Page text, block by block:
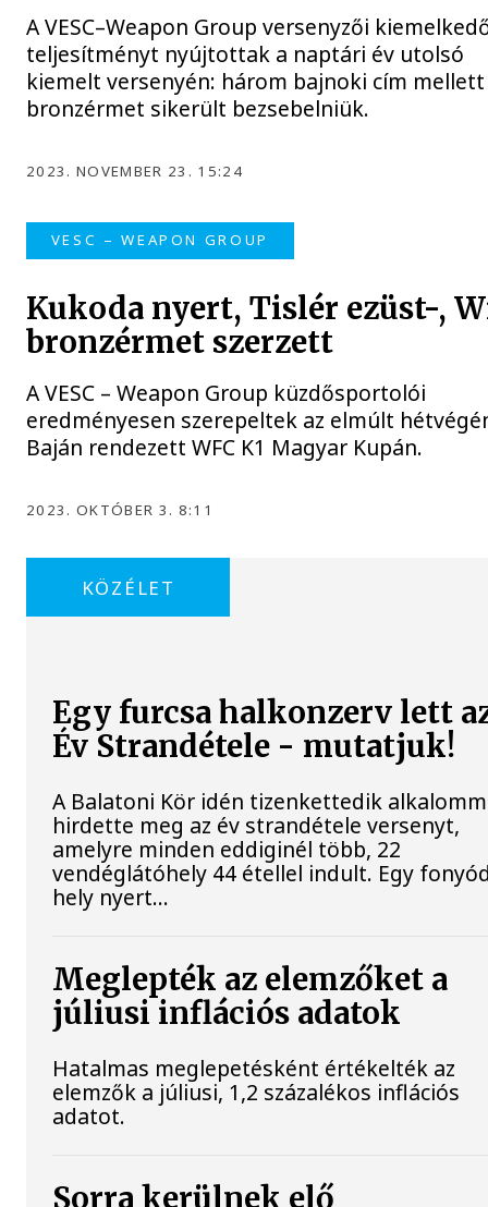
A VESC–Weapon Group versenyzői
teljesítményt nyújtottak a naptári év utolsó
kiemelt versenyén: három bajnoki cím
bronzérmet sikerült bezsebelniük.
2023. NOVEMBER 23. 15:24
VESC – WEAPON GROUP
Kukoda nyert, Tislér ezüst-,
bronzérmet szerzett
A VESC – Weapon Group küzdősportolói
eredményesen szerepeltek az elmúlt
Baján rendezett WFC K1 Magyar Kupán.
2023. OKTÓBER 3. 8:11
KÖZÉLET
Egy furcsa halkonzerv lett
Év Strandétele - mutatjuk!
A Balatoni Kör idén tizenkettedik
hirdette meg az év strandétele versenyt,
amelyre minden eddiginél több, 22
vendéglátóhely 44 étellel indult. Egy
hely nyert...
Meglepték az elemzőket a
júliusi inflációs adatok
Hatalmas meglepetésként értékelték az
elemzők a júliusi, 1,2 százalékos inflációs
adatot.
Sorra kerülnek elő